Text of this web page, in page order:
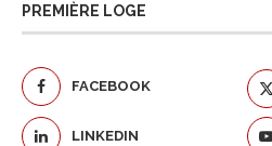
PREMIÈRE LOGE
FACEBOOK
LINKEDIN